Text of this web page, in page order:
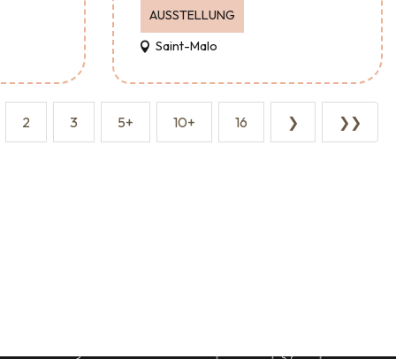
AUSSTELLUNG
Saint-Malo
2 3 5+ 10+ 16 ❯ ❯❯